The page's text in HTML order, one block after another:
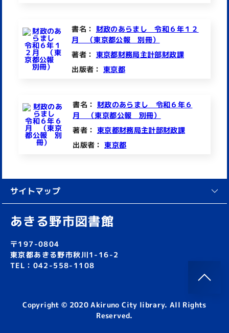
書名： 財政のあらまし 令和６年１２
月 （東京都公報 別冊）
著者： 東京都財務局主計部財政課
出版者：東京都
書名： 財政のあらまし 令和６年６
月 （東京都公報 別冊）
著者： 東京都財務局主計部財政課
出版者：東京都
サイトマップ
あきる野市図書館
〒197-0804
東京都あきる野市秋川1-16-2
TEL：042-558-1108
Copyright © 2020 Akiruno City library. All Rights
Reserved.